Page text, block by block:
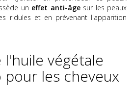
un effet anti-âgesur les peaux
ridules et en prévenant l'apparition
végétale
pour les cheveux